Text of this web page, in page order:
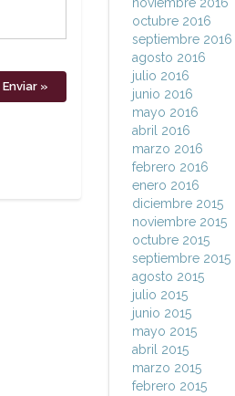
octubre 2016
septiembre 2016
agosto 2016
julio 2016
junio 2016
mayo 2016
abril 2016
marzo 2016
febrero 2016
enero 2016
diciembre 2015
noviembre 2015
octubre 2015
septiembre 2015
agosto 2015
julio 2015
junio 2015
mayo 2015
abril 2015
marzo 2015
febrero 2015